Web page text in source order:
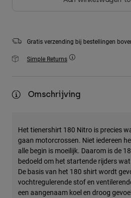
Bags & Backpacks
Hats & Caps
Gratis verzending bij bestellingen
Simple Returns
Omschrijving
Het tienershirt 180 Nitro is precies
gaan motorcrossen. Niet iedereen
alle begin is moeilijk. Daarom is de
bedoeld om het startende rijders
De basis van het 180 shirt wordt
vochtregulerende stof en
een aangenaam koel en droog